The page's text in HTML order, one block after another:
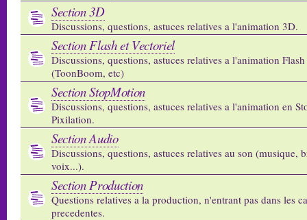
Section 3D
Discussions, questions, astuces relatives a l'animation 3D.
Section Flash et Vectoriel
Discussions, questions, astuces relatives a l'animation
(ToonBoom, etc)
Section StopMotion
Discussions, questions, astuces relatives a l'animation en
Pixilation.
Section Audio
Discussions, questions, astuces relatives au son (musique,
voix...).
Section Production
Questions relatives a la production, n'entrant pas dans les
precedentes.